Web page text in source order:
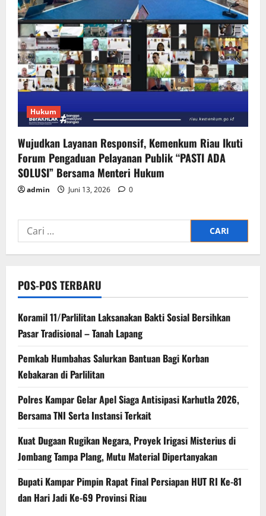
Hukum
Wujudkan Layanan Responsif, Kemenkum Riau Ikuti
Forum Pengaduan Pelayanan Publik “PASTI ADA
SOLUSI” Bersama Menteri Hukum
admin Juni 13, 2026 0
Cari
untuk:
POS-POS TERBARU
Koramil 11/Parlilitan Laksanakan Bakti Sosial Bersihkan
Pasar Tradisional – Tanah Lapang
Pemkab Humbahas Salurkan Bantuan Bagi Korban
Kebakaran di Parlilitan
Polres Kampar Gelar Apel Siaga Antisipasi Karhutla 2026,
Bersama TNI Serta Instansi Terkait
Kuat Dugaan Rugikan Negara, ​Proyek Irigasi Misterius di
Jombang Tampa Plang, Mutu Material Dipertanyakan
Bupati Kampar Pimpin Rapat Final Persiapan HUT RI Ke-81
dan Hari Jadi Ke-69 Provinsi Riau